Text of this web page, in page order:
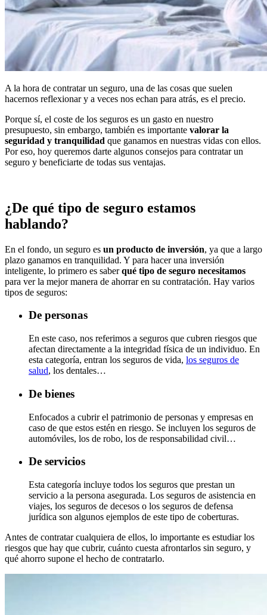
A la hora de contratar un seguro, una de las cosas que suelen
hacernos reflexionar y a veces nos echan para atrás, es el precio.
Porque sí, el coste de los seguros es un gasto en nuestro
presupuesto, sin embargo, también es importante valorar la
seguridad y tranquilidad que ganamos en nuestras vidas con ellos.
Por eso, hoy queremos darte algunos consejos para contratar un
seguro y beneficiarte de todas sus ventajas.
¿De qué tipo de seguro estamos
hablando?
En el fondo, un seguro es un producto de inversión, ya que a largo
plazo ganamos en tranquilidad. Y para hacer una inversión
inteligente, lo primero es saberqué tipo de seguro necesitamos
para ver la mejor manera de ahorrar en su contratación. Hay varios
tipos de seguros:
De personas
En este caso, nos referimos a seguros que cubren riesgos que
afectan directamente a la integridad física de un individuo. En
esta categoría, entran los seguros de vida, los seguros de
salud, los dentales…
De bienes
Enfocados a cubrir el patrimonio de personas y empresas en
caso de que estos estén en riesgo. Se incluyen los seguros de
automóviles, los de robo, los de responsabilidad civil…
De servicios
Esta categoría incluye todos los seguros que prestan un
servicio a la persona asegurada. Los seguros de asistencia en
viajes, los seguros de decesos o los seguros de defensa
jurídica son algunos ejemplos de este tipo de coberturas.
Antes de contratar cualquiera de ellos, lo importante es estudiar los
riesgos que hay que cubrir, cuánto cuesta afrontarlos sin seguro, y
qué ahorro supone el hecho de contratarlo.